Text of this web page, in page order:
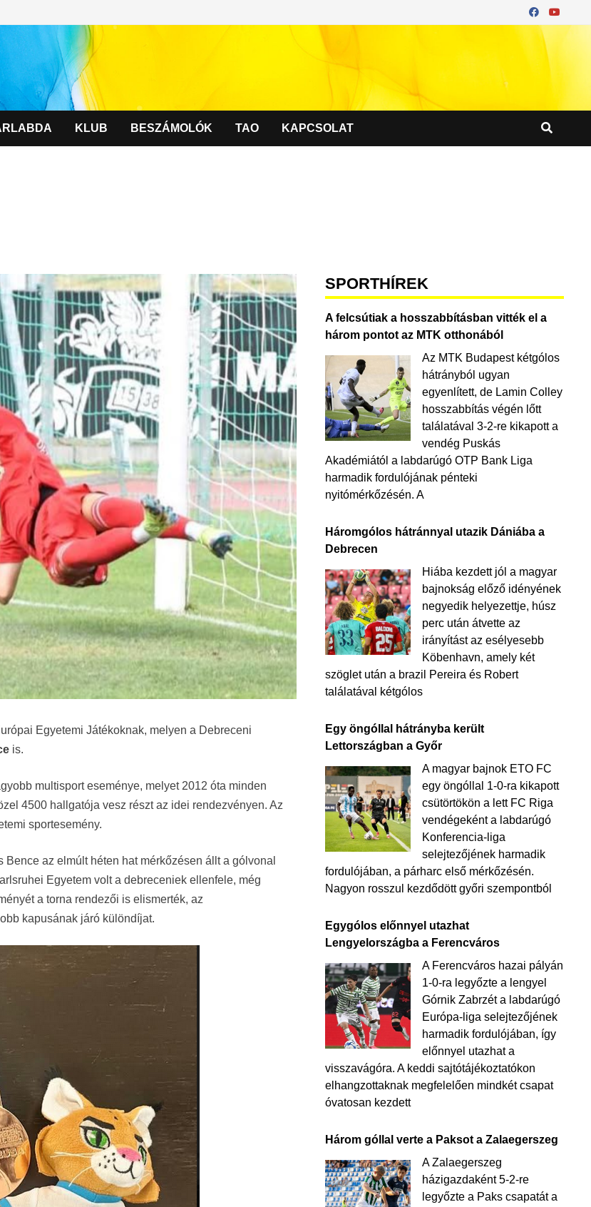
KLUB BESZÁMOLÓK TAO KAPCSOLAT
Egyetemi Játékoknak, melyen a Debreceni
is.
multisport eseménye, melyet 2012 óta minden
4500 hallgatója vesz részt az idei rendezvényen. Az
sportesemény.
az elmúlt héten hat mérkőzésen állt a gólvonal
Egyetem volt a debreceniek ellenfele, még
a torna rendezői is elismerték, az
kapusának járó különdíjat.
SPORTHÍREK
A felcsútiak a hosszabbításban vitték el a
három pontot az MTK otthonából
Az MTK Budapest kétgólos
hátrányból ugyan
egyenlített, de Lamin Colley
hosszabbítás végén lőtt
találatával 3-2-re kikapott a
vendég Puskás
Akadémiától a labdarúgó OTP Bank Liga
harmadik fordulójának pénteki
nyitómérkőzésén. A
Háromgólos hátránnyal utazik Dániába a
Debrecen
Hiába kezdett jól a magyar
bajnokság előző idényének
negyedik helyezettje, húsz
perc után átvette az
irányítást az esélyesebb
Köbenhavn, amely két
szöglet után a brazil Pereira és Robert
találatával kétgólos
Egy öngóllal hátrányba került
Lettországban a Győr
A magyar bajnok ETO FC
egy öngóllal 1-0-ra kikapott
csütörtökön a lett FC Riga
vendégeként a labdarúgó
Konferencia-liga
selejtezőjének harmadik
fordulójában, a párharc első mérkőzésén.
Nagyon rosszul kezdődött győri szempontból
Egygólos előnnyel utazhat
Lengyelországba a Ferencváros
A Ferencváros hazai pályán
1-0-ra legyőzte a lengyel
Górnik Zabrzét a labdarúgó
Európa-liga selejtezőjének
harmadik fordulójában, így
előnnyel utazhat a
visszavágóra. A keddi sajtótájékoztatókon
elhangzottaknak megfelelően mindkét csapat
óvatosan kezdett
Három góllal verte a Paksot a Zalaegerszeg
A Zalaegerszeg
házigazdaként 5-2-re
legyőzte a Paks csapatát a